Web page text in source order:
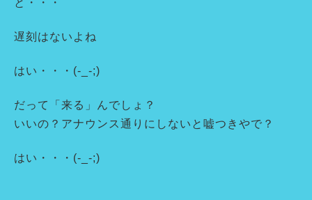
遅刻はないよね
はい・・・(-_-;)
だって「来る」んでしょ？
いいの？アナウンス通りにしないと嘘つきやで？
はい・・・(-_-;)